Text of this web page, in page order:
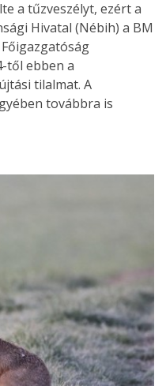
a tűzveszélyt, ezért a
Hivatal (Nébih) a BM
től ebben a
tilalmat. A
továbbra is